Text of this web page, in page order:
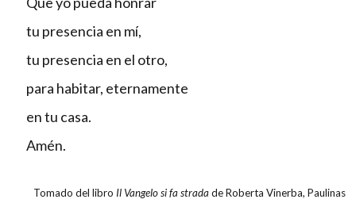
tu presencia en mí,
tu presencia en el otro,
para habitar, eternamente
en tu casa.
Amén.
Tomado del libro Il Vangelo si fa stradade Roberta Vinerba, Paulinas